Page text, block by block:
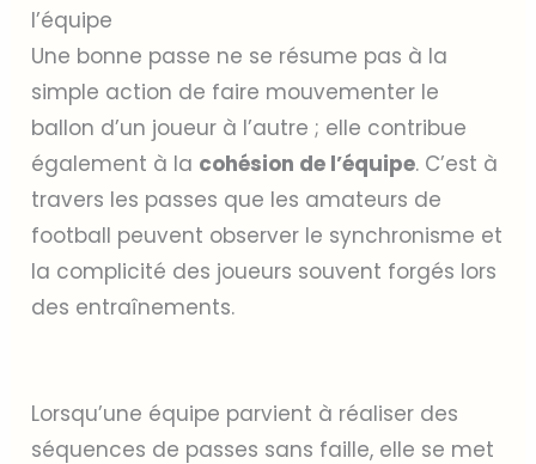
l’équipe
Une bonne passe ne se résume pas à la
simple action de faire mouvementer le
ballon d’un joueur à l’autre ; elle contribue
également à la cohésion de l’équipe. C’est à
travers les passes que les amateurs de
football peuvent observer le synchronisme et
la complicité des joueurs souvent forgés lors
des entraînements.
Lorsqu’une équipe parvient à réaliser des
séquences de passes sans faille, elle se met